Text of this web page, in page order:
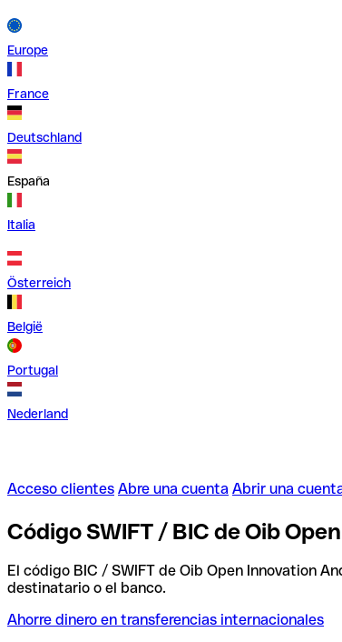
Europe
France
Deutschland
España
Italia
Österreich
België
Portugal
Nederland
Acceso clientes Abre una cuenta Abrir una
Código SWIFT / BIC de Oib
El código BIC / SWIFT de Oib Open Innovation
destinatario o el banco.
Ahorre dinero en transferencias internacionales